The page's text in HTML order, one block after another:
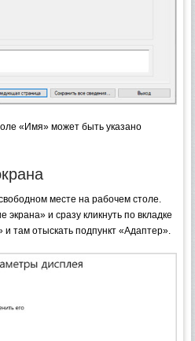
«Имя» может быть указано
месте на рабочем столе.
и сразу кликнуть по вкладке
там отыскать подпункт «Адаптер».